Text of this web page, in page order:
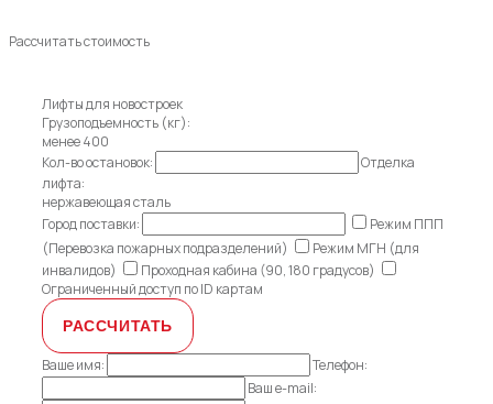
Рассчитать стоимость
Лифты для новостроек
Грузоподъемность (кг):
менее 400
Кол-во остановок:
Отделка
лифта:
нержавеющая сталь
Город поставки:
Режим ППП
(Перевозка пожарных подразделений)
Режим МГН (для
инвалидов)
Проходная кабина (90, 180 градусов)
Ограниченный доступ по ID картам
Ваше имя:
Телефон:
Ваш e-mail: